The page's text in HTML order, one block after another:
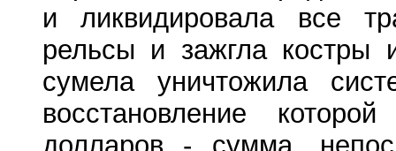
и ликвидировала все
рельсы и зажгла костры
сумела уничтожила
восстановление